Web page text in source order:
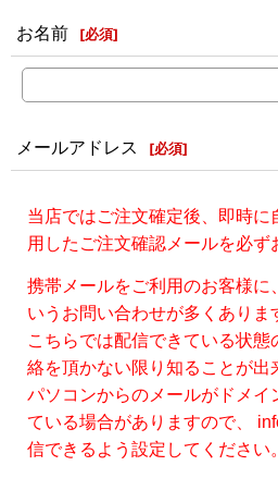
お名前 [必須]
メールアドレス [必須]
当店ではご注文確定後、即時に
用したご注文確認メールを必ず
携帯メールをご利用のお客様に
いうお問い合わせが多くありま
こちらでは配信できている状態
絡を頂かない限り知ることが出
パソコンからのメールがドメイ
ている場合がありますので、
信できるよう設定してください。